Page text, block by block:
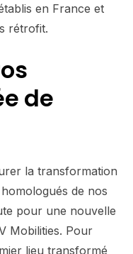
en France et
rétrofit.
de
la transformation
de nos
pour une nouvelle
Mobilities. Pour
lieu transformé